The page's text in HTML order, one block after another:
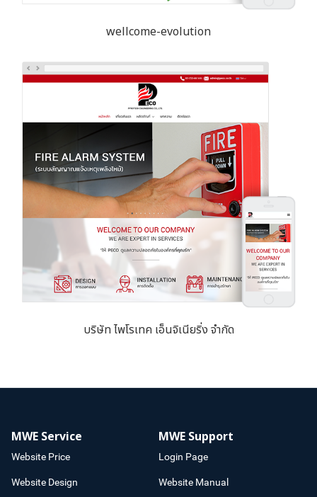
wellcome-evolution
บริษัท ไพโรเทค เอ็นจิเนียริ่ง จำกัด
MWE Service
Website Price
Website Design
MWE Support
Login Page
Website Manual